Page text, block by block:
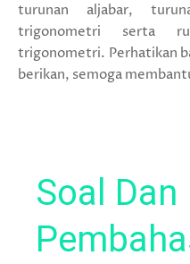
turunan aljabar,
trigonometri serta
trigonometri. Perhatikan
berikan, semoga
Soal Dan